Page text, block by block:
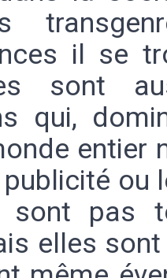
il se
sont
qui,
entier
ou
pas
elles